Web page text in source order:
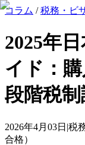
コラム / 税務・ビ
2025年
イド：
段階税
2026年4月03日 |税
合格）